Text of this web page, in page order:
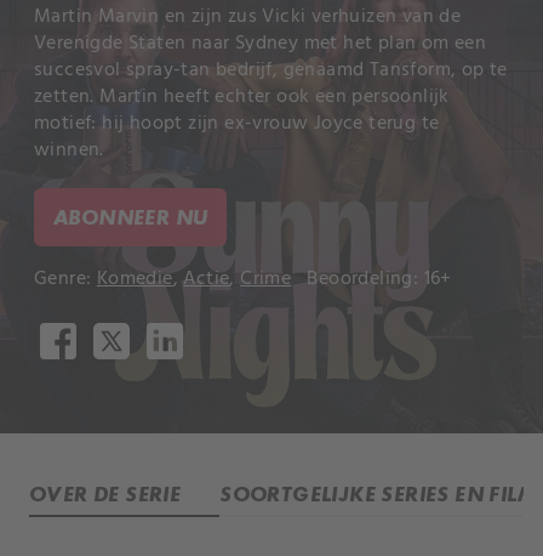
Martin Marvin en zijn zus Vicki verhuizen van de
Verenigde Staten naar Sydney met het plan om een
succesvol spray-tan bedrijf, genaamd Tansform, op te
zetten. Martin heeft echter ook een persoonlijk
motief: hij hoopt zijn ex-vrouw Joyce terug te
winnen.
ABONNEER NU
Genre: Komedie,Actie,Crime Beoordeling: 16+
OVER DE SERIE SOORTGELIJKE SERIES EN